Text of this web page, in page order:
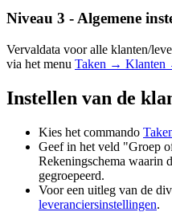
Niveau 3 - Algemene
Vervaldata voor alle klanten/
via het menu Taken → Klanten
Instellen van de
Kies het commando
Geef in het veld "Groep
Rekeningschema waarin
gegroepeerd.
Voor een uitleg van de
leveranciersinstellingen.